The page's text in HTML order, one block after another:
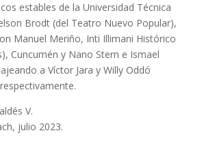
estables de la Universidad Técnica
Brodt (del Teatro Nuevo Popular),
Manuel Meriño, Inti Illimani Histórico
Cuncumén y Nano Stern e Ismael
a Víctor Jara y Willy Oddó
V.
julio 2023.